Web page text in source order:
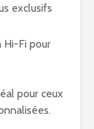
exclusifs
Hi-Fi pour
pour ceux